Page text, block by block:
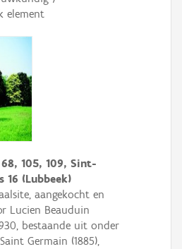
element
105, 109, Sint-
16 (Lubbeek)
aangekocht en
Lucien Beauduin
bestaande uit onder
Germain (1885),